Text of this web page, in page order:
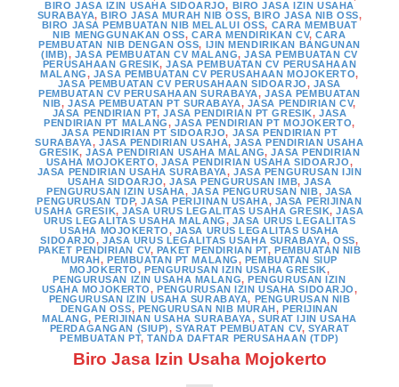
BIRO JASA IZIN USAHA SIDOARJO, BIRO JASA IZIN USAHA
SURABAYA,BIRO JASA MURAH NIB OSS,BIRO JASA NIB OSS,
BIRO JASA PEMBUATAN NIB MELALUI OSS, CARA MEMBUAT
NIB MENGGUNAKAN OSS,CARA MENDIRIKAN CV,CARA
PEMBUATAN NIB DENGAN OSS, IJIN MENDIRIKAN BANGUNAN
(IMB), JASA PEMBUATAN CV MALANG,JASA PEMBUATAN CV
PERUSAHAAN GRESIK,JASA PEMBUATAN CV PERUSAHAAN
MALANG, JASA PEMBUATAN CV PERUSAHAAN MOJOKERTO,
JASA PEMBUATAN CV PERUSAHAAN SIDOARJO, JASA
PEMBUATAN CV PERUSAHAAN SURABAYA,JASA PEMBUATAN
NIB,JASA PEMBUATAN PT SURABAYA, JASA PENDIRIAN CV,
JASA PENDIRIAN PT,JASA PENDIRIAN PT GRESIK, JASA
PENDIRIAN PT MALANG,JASA PENDIRIAN PT MOJOKERTO,
JASA PENDIRIAN PT SIDOARJO, JASA PENDIRIAN PT
SURABAYA,JASA PENDIRIAN USAHA,JASA PENDIRIAN USAHA
GRESIK,JASA PENDIRIAN USAHA MALANG,JASA PENDIRIAN
USAHA MOJOKERTO,JASA PENDIRIAN USAHA SIDOARJO,
JASA PENDIRIAN USAHA SURABAYA,JASA PENGURUSAN IJIN
USAHA SIDOARJO,JASA PENGURUSAN IMB,JASA
PENGURUSAN IZIN USAHA, JASA PENGURUSAN NIB, JASA
PENGURUSAN TDP,JASA PERIJINAN USAHA, JASA PERIJINAN
USAHA GRESIK,JASA URUS LEGALITAS USAHA GRESIK,JASA
URUS LEGALITAS USAHA MALANG, JASA URUS LEGALITAS
USAHA MOJOKERTO, JASA URUS LEGALITAS USAHA
SIDOARJO,JASA URUS LEGALITAS USAHA SURABAYA,OSS,
PAKET PENDIRIAN CV, PAKET PENDIRIAN PT,PEMBUATAN NIB
MURAH,PEMBUATAN PT MALANG, PEMBUATAN SIUP
MOJOKERTO, PENGURUSAN IZIN USAHA GRESIK,
PENGURUSAN IZIN USAHA MALANG,PENGURUSAN IZIN
USAHA MOJOKERTO,PENGURUSAN IZIN USAHA SIDOARJO,
PENGURUSAN IZIN USAHA SURABAYA, PENGURUSAN NIB
DENGAN OSS, PENGURUSAN NIB MURAH, PERIJINAN
MALANG,PERIJINAN USAHA SURABAYA,SURAT IJIN USAHA
PERDAGANGAN (SIUP),SYARAT PEMBUATAN CV, SYARAT
PEMBUATAN PT,TANDA DAFTAR PERUSAHAAN (TDP)
Biro Jasa Izin Usaha Mojokerto